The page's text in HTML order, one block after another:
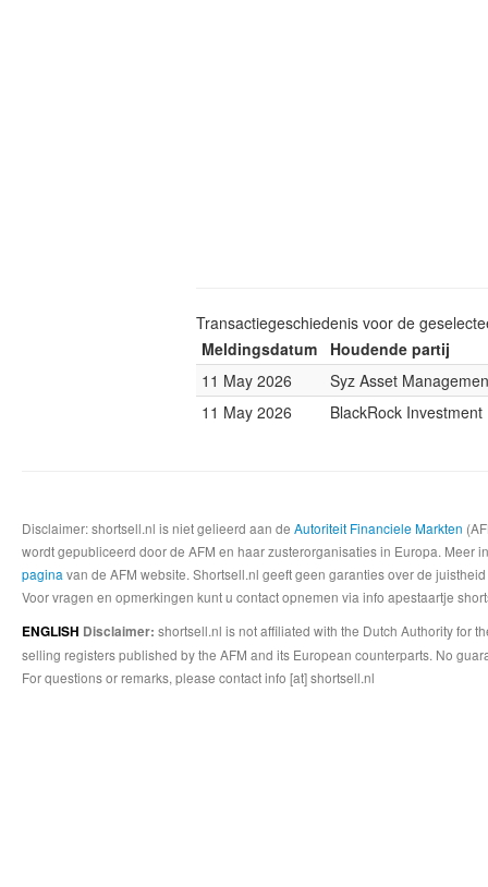
Transactiegeschiedenis voor de
Meldingsdatum
Houdende partij
11 May 2026
Syz Asset
11 May 2026
BlackRock
Disclaimer: shortsell.nl is niet gelieerd aan de Autoriteit Financiele Markten
wordt gepubliceerd door de AFM en haar zusterorganisaties in Europa.
pagina van de AFM website. Shortsell.nl geeft geen garanties over de
Voor vragen en opmerkingen kunt u contact opnemen via info apestaartje
ENGLISH Disclaimer: shortsell.nl is not affiliated with the Dutch Authority for
selling registers published by the AFM and its European counterparts. No
For questions or remarks, please contact info [at] shortsell.nl